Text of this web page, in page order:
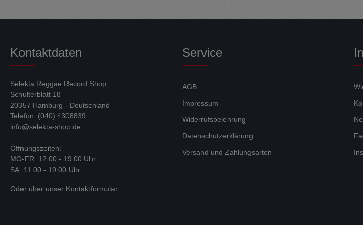
Kontaktdaten
Selekta Reggae Record Shop
Schulterblatt 18
20357 Hamburg - Deutschland
Telefon: (040) 4308839
info@selekta-shop.de
Öffnungszeiten:
MO-FR: 12:00 - 19:00 Uhr
SA: 11:00 - 19:00 Uhr
Oder über unser Kontaktformular.
Service
AGB
Impressum
Widerrufsbelehrung
Datenschutzerklärung
Versand und Zahlungsarten